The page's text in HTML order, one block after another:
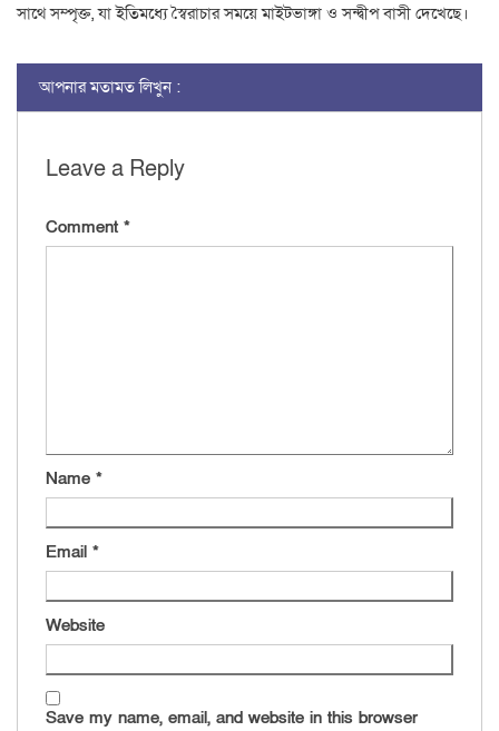
সাথে সম্পৃক্ত, যা ইতিমধ্যে স্বৈরাচার সময়ে মাইটভাঙ্গা ও সন্দ্বীপ বাসী দেখেছে।
আপনার মতামত লিখুন :
Leave a Reply
Comment *
Name *
Email *
Website
Save my name, email, and website in this browser